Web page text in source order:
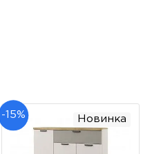
-15% Новинка